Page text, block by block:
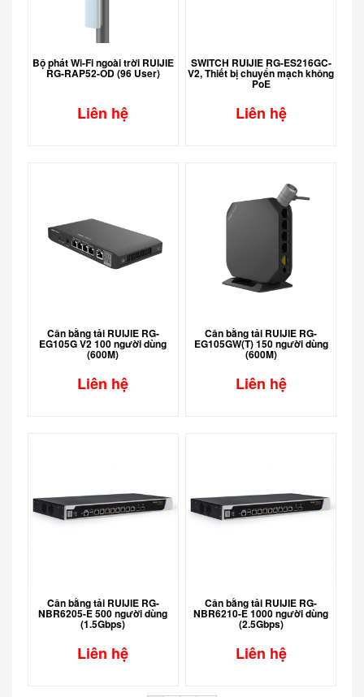
Bộ phát Wi-Fi ngoài trời RUIJIE
RG-RAP52-OD (96 User)
Liên hệ
SWITCH RUIJIE RG-ES216GC-
V2, Thiết bị chuyển mạch không
PoE
Liên hệ
Cân bằng tải RUIJIE RG-
EG105G V2 100 người dùng
(600M)
Liên hệ
Cân bằng tải RUIJIE RG-
EG105GW(T) 150 người dùng
(600M)
Liên hệ
Cân bằng tải RUIJIE RG-
NBR6205-E 500 người dùng
(1.5Gbps)
Liên hệ
Cân bằng tải RUIJIE RG-
NBR6210-E 1000 người dùng
(2.5Gbps)
Liên hệ